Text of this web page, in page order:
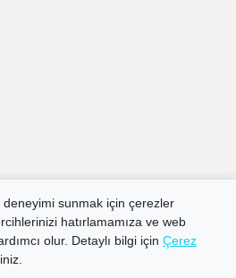
deneyimi sunmak için çerezler
hatırlamamıza ve web
olur. Detaylı bilgi için Çerez
değerinde indirim kuponu kazanın